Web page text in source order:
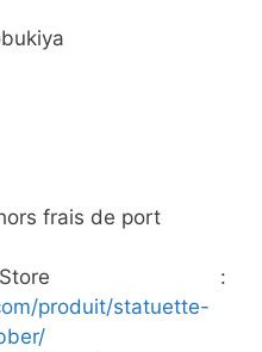
frais de port
:
produit/statuette-